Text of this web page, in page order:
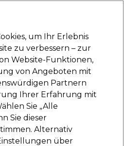
Anmelden
Elektrogeräte Saloneinrichtung
und Lieferzeiten
erfahren
Gesichtscremes &
Feuchtigkeitspflegen
um Ihr Erlebnis
zu verbessern – zur
Website-Funktionen,
von Angeboten mit
Partnern
Ihrer Erfahrung mit
Sie „Alle
Sie dieser
Alternativ
über